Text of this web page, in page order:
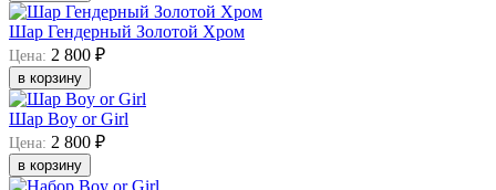
Шар Гендерный Золотой Хром
Цена: 2 800 ₽
в корзину
Шар Boy or Girl
Цена: 2 800 ₽
в корзину